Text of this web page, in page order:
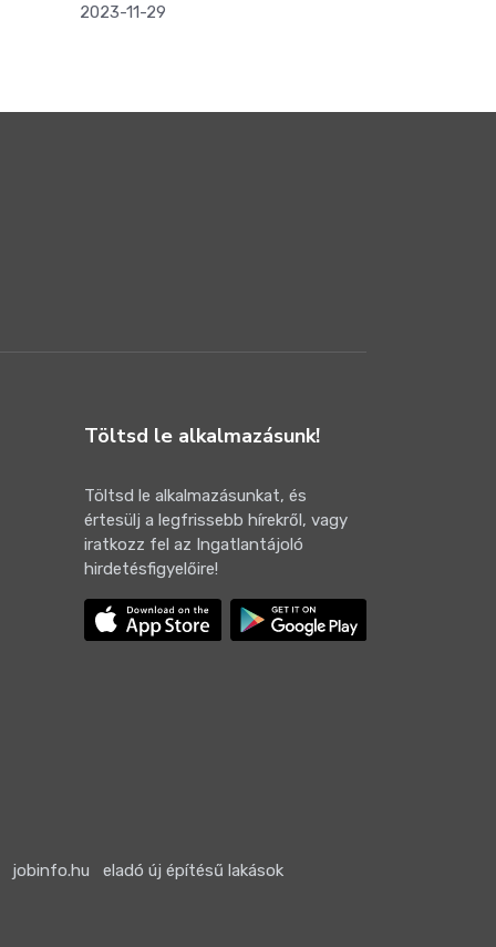
2023-11-29
Töltsd le alkalmazásunk!
Töltsd le alkalmazásunkat, és
értesülj a legfrissebb hírekről, vagy
iratkozz fel az Ingatlantájoló
hirdetésfigyelőire!
jobinfo.hu eladó új építésű lakások